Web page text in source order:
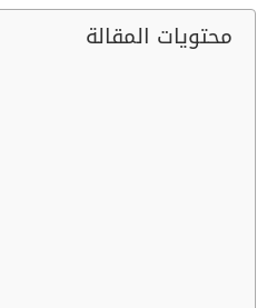
محتويات المقالة